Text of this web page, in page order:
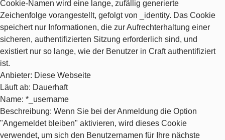
Cookie-Namen wird eine lange, zufällig generierte
Zeichenfolge vorangestellt, gefolgt von _identity. Das Cookie
speichert nur Informationen, die zur Aufrechterhaltung einer
sicheren, authentifizierten Sitzung erforderlich sind, und
existiert nur so lange, wie der Benutzer in Craft authentifiziert
ist.
Anbieter: Diese Webseite
Läuft ab: Dauerhaft
Name: *_username
Beschreibung: Wenn Sie bei der Anmeldung die Option
"Angemeldet bleiben" aktivieren, wird dieses Cookie
verwendet, um sich den Benutzernamen für Ihre nächste